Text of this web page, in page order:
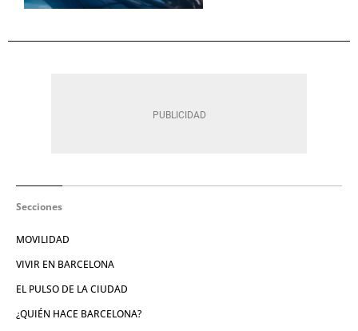
Secciones
MOVILIDAD
VIVIR EN BARCELONA
EL PULSO DE LA CIUDAD
¿QUIÉN HACE BARCELONA?